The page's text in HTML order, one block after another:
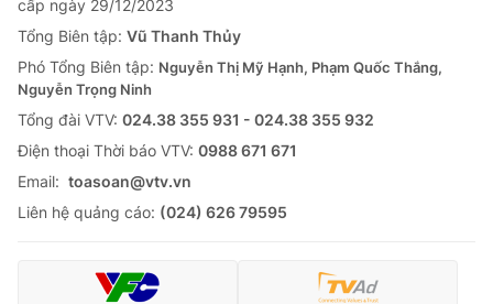
cấp ngày 29/12/2023
Tổng Biên tập: Vũ Thanh Thủy
Phó Tổng Biên tập: Nguyễn Thị Mỹ Hạnh, Phạm Quốc Thắng,
Nguyễn Trọng Ninh
Tổng đài VTV: 024.38 355 931 - 024.38 355 932
Ðiện thoại Thời báo VTV: 0988 671 671
Email: toasoan@vtv.vn
Liên hệ quảng cáo: (024) 626 79595